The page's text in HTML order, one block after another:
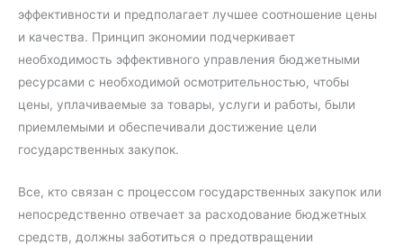
эффективности и предполагает лучшее соотношение цены
и качества. Принцип экономии подчеркивает
необходимость эффективного управления бюджетными
ресурсами с необходимой осмотрительностью, чтобы
цены, уплачиваемые за товары, услуги и работы, были
приемлемыми и обеспечивали достижение цели
государственных закупок.
Все, кто связан с процессом государственных закупок или
непосредственно отвечает за расходование бюджетных
средств, должны заботиться о предотвращении